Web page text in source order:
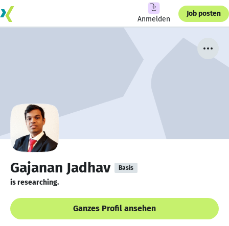
Anmelden
Job posten
Gajanan Jadhav Basis
is researching.
Ganzes Profil ansehen